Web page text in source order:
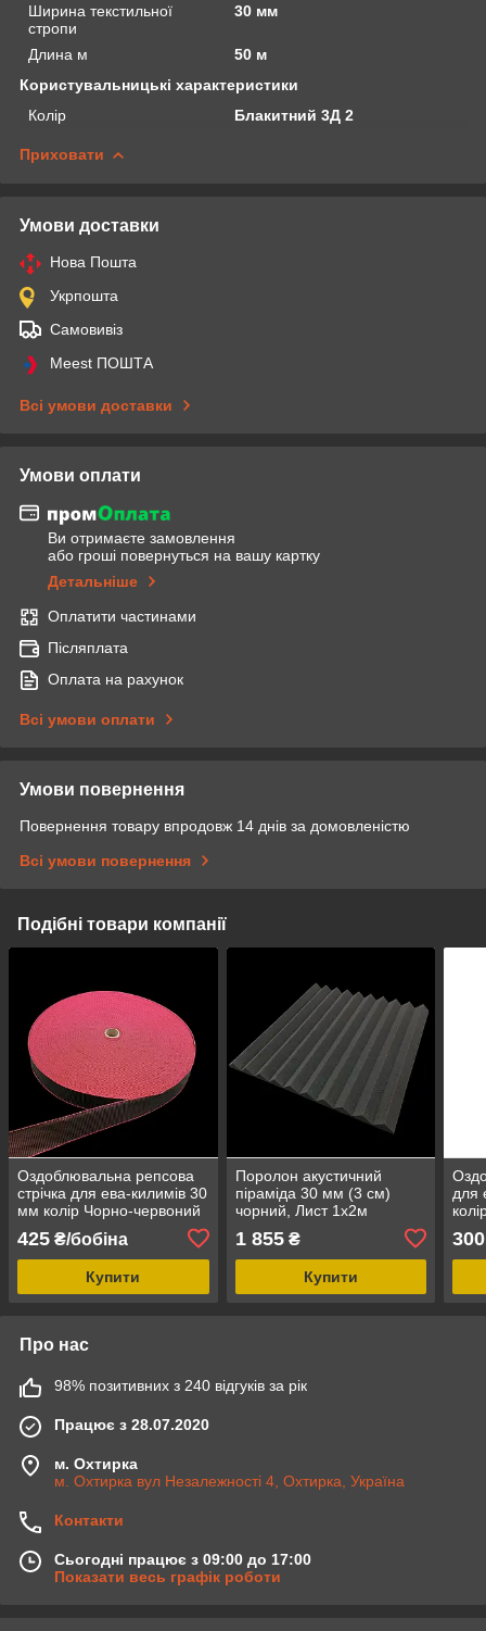
Ширина текстильної
стропи
30 мм
Длина м
50 м
Користувальницькі характеристики
Колір
Блакитний 3Д 2
Приховати
Умови доставки
Нова Пошта
Укрпошта
Самовивіз
Meest ПОШТА
Всі умови доставки
Умови оплати
Ви отримаєте замовлення
або гроші повернуться на вашу картку
Детальніше
Оплатити частинами
Післяплата
Оплата на рахунок
Всі умови оплати
Умови повернення
Повернення товару впродовж 14 днів за домовленістю
Всі умови повернення
Подібні товари компанії
Оздоблювальна репсова
стрічка для ева-килимів 30
мм колір Чорно-червоний
425 ₴/бобіна
Купити
Поролон акустичний
піраміда 30 мм (3 см)
чорний, Лист 1х2м
1 855₴
Купити
для
300
Про нас
98% позитивних з 240 відгуків за рік
Працює з 28.07.2020
м. Охтирка
м. Охтирка вул Незалежності 4, Охтирка, Україна
Контакти
Сьогодні працює з 09:00 до 17:00
Показати весь графік роботи